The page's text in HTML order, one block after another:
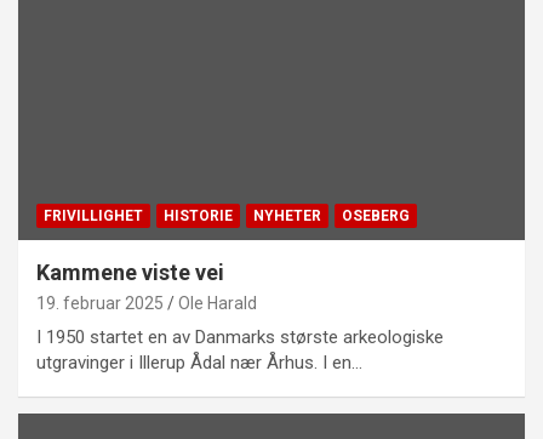
FRIVILLIGHET HISTORIE NYHETER OSEBERG
Kammene viste vei
19. februar 2025 Ole Harald
I 1950 startet en av Danmarks største arkeologiske
utgravinger i Illerup Ådal nær Århus. I en…